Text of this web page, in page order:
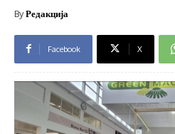
ByРедакција
Facebook X